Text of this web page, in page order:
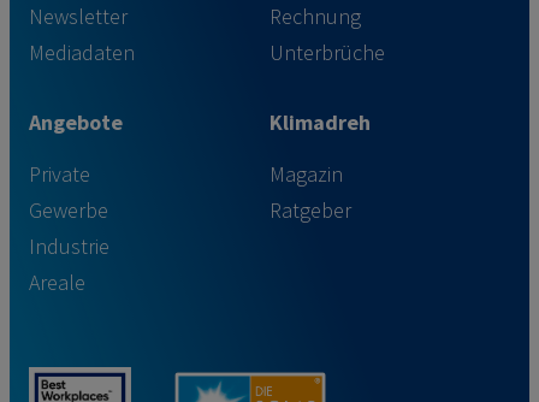
Newsletter
Mediadaten
Rechnung
Unterbrüche
Angebote
Private
Gewerbe
Industrie
Areale
Klimadreh
Magazin
Ratgeber